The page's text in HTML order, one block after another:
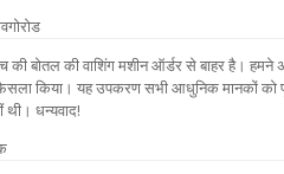
की बोतल की वाशिंग मशीन ऑर्डर से बाहर है। हमने
किया। यह उपकरण सभी आधुनिक मानकों को
थी। धन्यवाद!